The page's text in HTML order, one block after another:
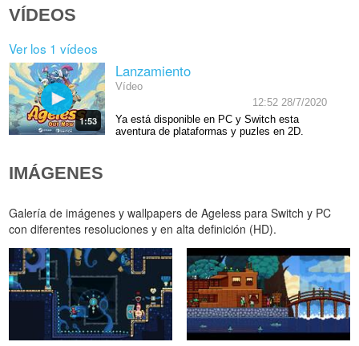
VÍDEOS
Ver los 1 vídeos
1:53
Lanzamiento
Vídeo
12:52 28/7/2020
Ya está disponible en PC y Switch esta
aventura de plataformas y puzles en 2D.
IMÁGENES
Galería de imágenes y wallpapers de Ageless para Switch y PC
con diferentes resoluciones y en alta definición (HD).